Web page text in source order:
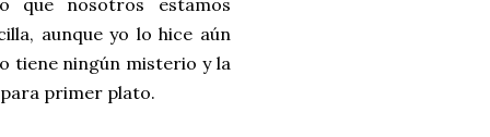
aunque yo lo hice aún
tiene ningún misterio y la
primer plato.